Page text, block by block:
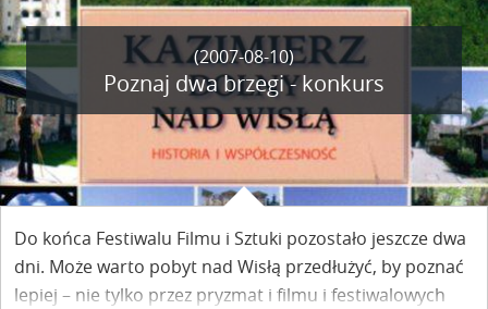
(2007-08-10)
Poznaj dwa brzegi - konkurs
Do końca Festiwalu Filmu i Sztuki pozostało jeszcze dwa
dni. Może warto pobyt nad Wisłą przedłużyć, by poznać
lepiej – nie tylko przez pryzmat i filmu i festiwalowych